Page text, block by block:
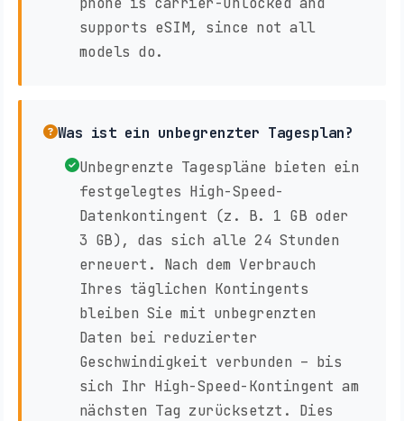
supports eSIM, since not all
models do.
Was ist ein unbegrenzter Tagesplan?
Unbegrenzte Tagespläne bieten ein
festgelegtes High-Speed-
Datenkontingent (z. B. 1 GB oder
3 GB), das sich alle 24 Stunden
erneuert. Nach dem Verbrauch
Ihres täglichen Kontingents
bleiben Sie mit unbegrenzten
Daten bei reduzierter
Geschwindigkeit verbunden – bis
sich Ihr High-Speed-Kontingent am
nächsten Tag zurücksetzt. Dies